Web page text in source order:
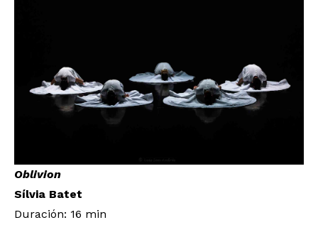
Oblivion
Sílvia Batet
Duración: 16 min